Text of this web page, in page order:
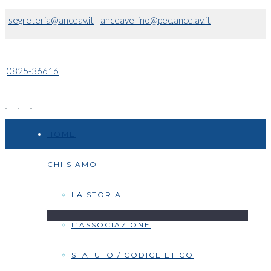
segreteria@anceav.it- anceavellino@pec.ance.av.it
0825-36616
CHI SIAMO
LA STORIA
L’ASSOCIAZIONE
STATUTO / CODICE ETICO